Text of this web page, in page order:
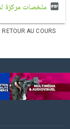
ملخصات مركزة
RETOUR AU COURS